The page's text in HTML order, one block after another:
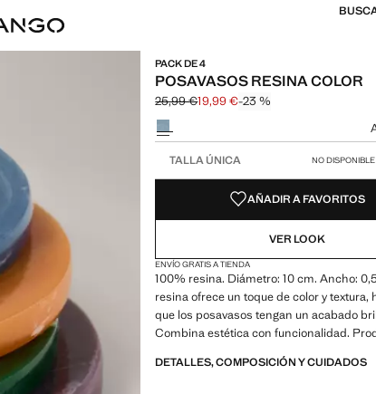
PACK DE 4
POSAVASOS RESINA COLOR
Precio inicial tachado [25,99 € ]
25,99 €
Precio actual [19,99 € ]
19,99 €-23 %
Selecciona un color
Selecciona tu talla
TALLA ÚNICA NO DISPONIBLE
AÑADIR A FAVORITOS
VER LOOK
ENVÍO GRATIS A TIENDA
100% resina. Diámetro: 10 cm. Ancho:
resina ofrece un toque de color y textura,
que los posavasos tengan un acabado
Combina estética con funcionalidad.
DETALLES, COMPOSICIÓN Y CUIDADOS